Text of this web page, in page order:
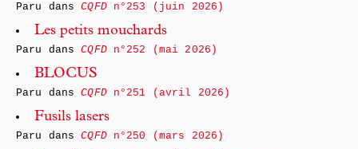
Paru dansCQFDn°253 (juin 2026)
Les petits mouchards
Paru dansCQFDn°252 (mai 2026)
BLOCUS
Paru dansCQFDn°251 (avril 2026)
Fusils lasers
Paru dansCQFDn°250 (mars 2026)